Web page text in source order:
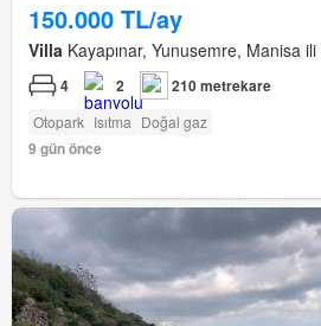
150.000 TL/ay
Villa Kayapınar, Yunusemre, Manisa
4 2 210 metrekare
Otopark Isıtma Doğal gaz
9 gün önce